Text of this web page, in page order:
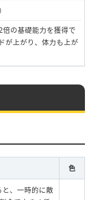
の基礎能力を獲得で
が上がり、体力も上が
色
、一時的に敵